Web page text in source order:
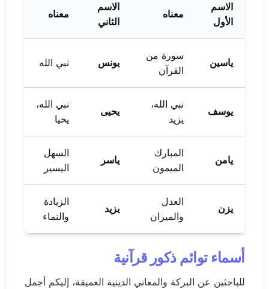
الاسم
الأول
معناه
الاسم
الثاني
معناه
ياسين
سورة من
القرآن
يونس نبي الله
يوسف
نبي الله،
يزيد
يحيى
نبي الله،
يحيا
يامن
المبارك
الميمون
ياسر
السهل
اليسير
يزن
العدل
والميزان
يزيد
الزيادة
والنماء
أسماء توائم ذكور قرآنية
للباحثين عن البركة والمعاني الدينية العميقة، إليكم أجمل